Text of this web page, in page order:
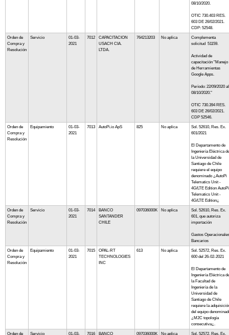
08/10/2020.
OTIC 730.403 RES.
603 DE 26/02/2021.
CDP: 52548.
Orden de
Compra y
Resolución
Servicio
01-03-
2021
7012
CAPACITACION
USACH CIA.
LTDA.
764213203 No aplica
Complementa
solicitud 51159.
Actividad de
capacitación "Manejo
de Herramientas
Google Apps.
Período: 22/09/2020 al
08/10/2020."
OTIC 730.394 RES.
603 DE 26/02/2021.
CDP 52546.
Orden de
Compra y
Resolución
Equipamiento
01-03-
2021
7013 AutoPi.io ApS 825 No aplica
Sol. 52610, Res. Ex.
601/2021
El Departamento de
Ingeniería Eléctrica de
la Universidad de
Santiago de Chile
requiere el equipo
denominado ¿AutoPi
Telematics Unit -
4G/LTE Edition AutoPi
Telematics Unit -
4G/LTE Edition¿
Orden de
Compra y
Resolución
Servicio
01-03-
2021
7014
BANCO
SANTANDER
CHILE
097036000K No aplica
Sol. 52610, Res. Ex.
601, que autoriza
importación
Gastos Operacionales
Bancarios
Orden de
Compra y
Resolución
Equipamiento
01-03-
2021
7015
OPAL-RT
TECHNOLOGIES
INC
613 No aplica
Sol. 52572, Res. Ex.
600 del 26-02-2021
El Departamento de
Ingeniería Eléctrica de
la Facultad de
Ingeniería de la
Universidad de
Santiago de Chile
requiere la
del equipo
¿M2C topología
consecutiva¿.
Orden de Servicio 01-03- 7016 BANCO 097036000K No aplica Sol. 52572, Res. Ex.